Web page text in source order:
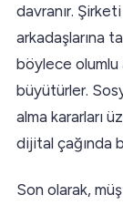
davranır.
arkadaşlarına
böylece olumlu
büyütürler.
alma kararları
dijital çağında
Son olarak,